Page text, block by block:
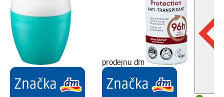
prodejnu dm